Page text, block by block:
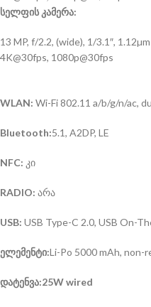
სელფის კამერა:
13 MP, f/2.2, (wide), 1/3.1″, 1.12µm
4K@30fps, 1080p@30fps
WLAN: Wi-Fi 802.11 a/b/g/n/ac,
Bluetooth:5.1, A2DP, LE
NFC: კი
RADIO: არა
USB: USB Type-C 2.0, USB On-
ელემენტი:Li-Po 5000 mAh, non-
დატენვა:25W wired